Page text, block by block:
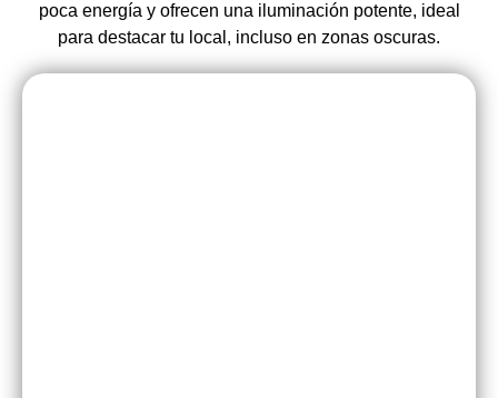
poca energía y ofrecen una iluminación potente, ideal
para destacar tu local, incluso en zonas oscuras.